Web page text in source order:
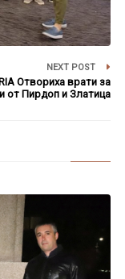
NEXT POST
Отвориха врати за
от Пирдоп и Златица